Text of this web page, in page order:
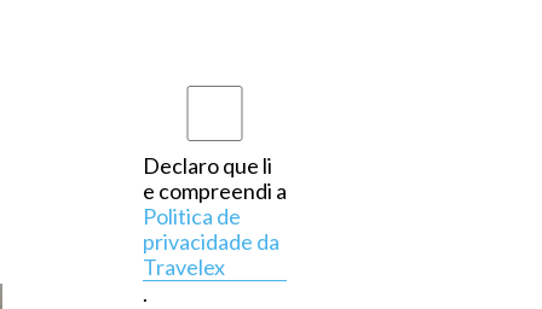
Declaro que li
e compreendi a
Politica de
privacidade da
Travelex
.
primeiro
banco do
país a
operar
exclusivamente
em